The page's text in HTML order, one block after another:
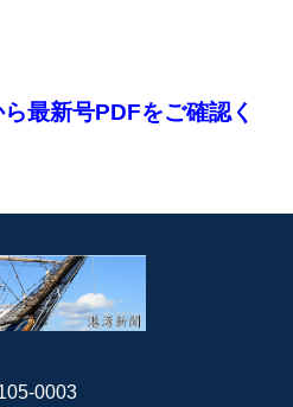
最新号PDFをご確認く
0003